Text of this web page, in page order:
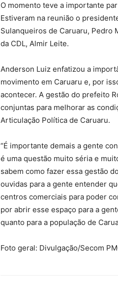
O momento teve a importante
Estiveram na reunião o
Sulanqueiros de Caruaru, Pedro
da CDL, Almir Leite.
Anderson Luiz enfatizou a
movimento em Caruaru e, por
acontecer. A gestão do prefeito
conjuntas para melhorar as
Articulação Política de Caruaru.
“É importante demais a gente
é uma questão muito séria e
sabem como fazer essa gestão
ouvidas para a gente entender
centros comerciais para poder
por abrir esse espaço para a
quanto para a população de
Foto geral: Divulgação/Secom